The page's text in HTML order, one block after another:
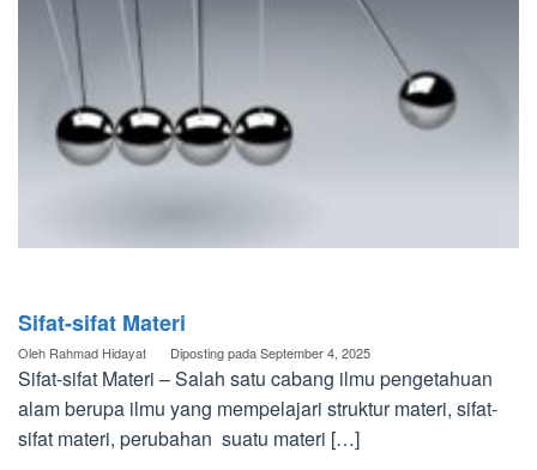
Sifat-sifat Materi
Oleh Rahmad Hidayat Diposting padaSeptember 4, 2025
Sifat-sifat Materi – Salah satu cabang ilmu pengetahuan
alam berupa ilmu yang mempelajari struktur materi, sifat-
sifat materi, perubahan suatu materi […]